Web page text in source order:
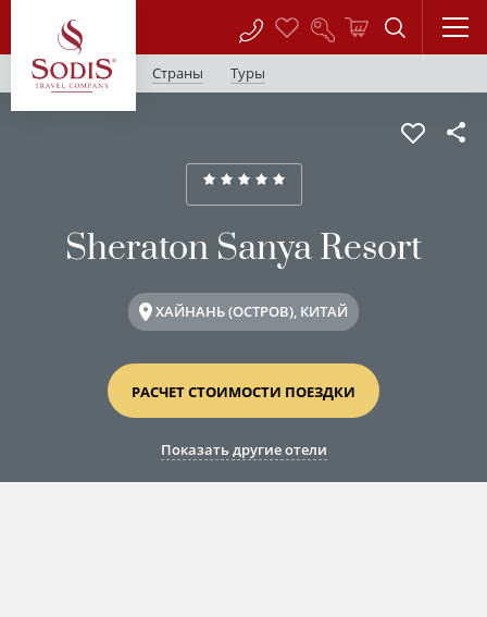
Страны Туры
Sheraton Sanya Resort
ХАЙНАНЬ (ОСТРОВ), КИТАЙ
РАСЧЕТ СТОИМОСТИ ПОЕЗДКИ
Показать другие отели